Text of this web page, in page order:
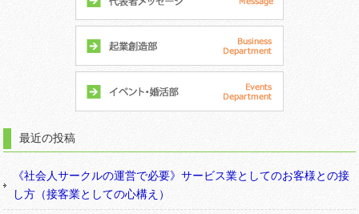
最近の投稿
《社会人サークルの運営で必要》サービス業としてのお客様との接
し方（接客業としての心構え）